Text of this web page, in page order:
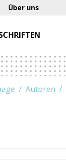
Über uns
Autoren